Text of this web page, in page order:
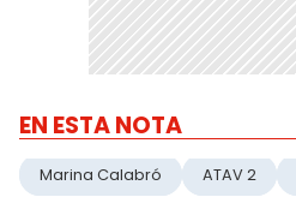
EN ESTA NOTA
Marina Calabró ATAV 2